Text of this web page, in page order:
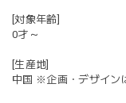
[対象年齢]
0才～
[生産地]
中国 ※企画・デザイン